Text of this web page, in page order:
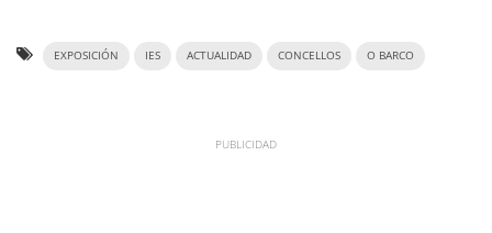
EXPOSICIÓN IES ACTUALIDAD CONCELLOS O BARCO